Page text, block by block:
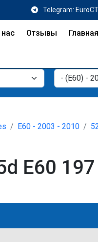
Telegram:
Отзывы Главная
E60 - 2003 - 2010
E60